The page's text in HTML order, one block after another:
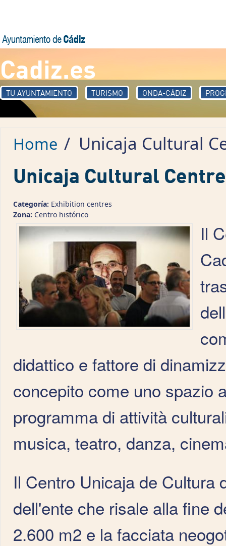
Cadiz.es
TU AYUNTAMIENTO TURISMO ONDA-CÁDIZ
Home / Unicaja Cultural
Unicaja Cultural Centre
Categoría: Exhibition centres
Zona: Centro histórico
Il
didattico e fattore di
concepito come uno spazio
programma di attività
musica, teatro, danza,
Il Centro Unicaja de Cultura
dell'ente che risale alla fine
2.600 m2 e la facciata